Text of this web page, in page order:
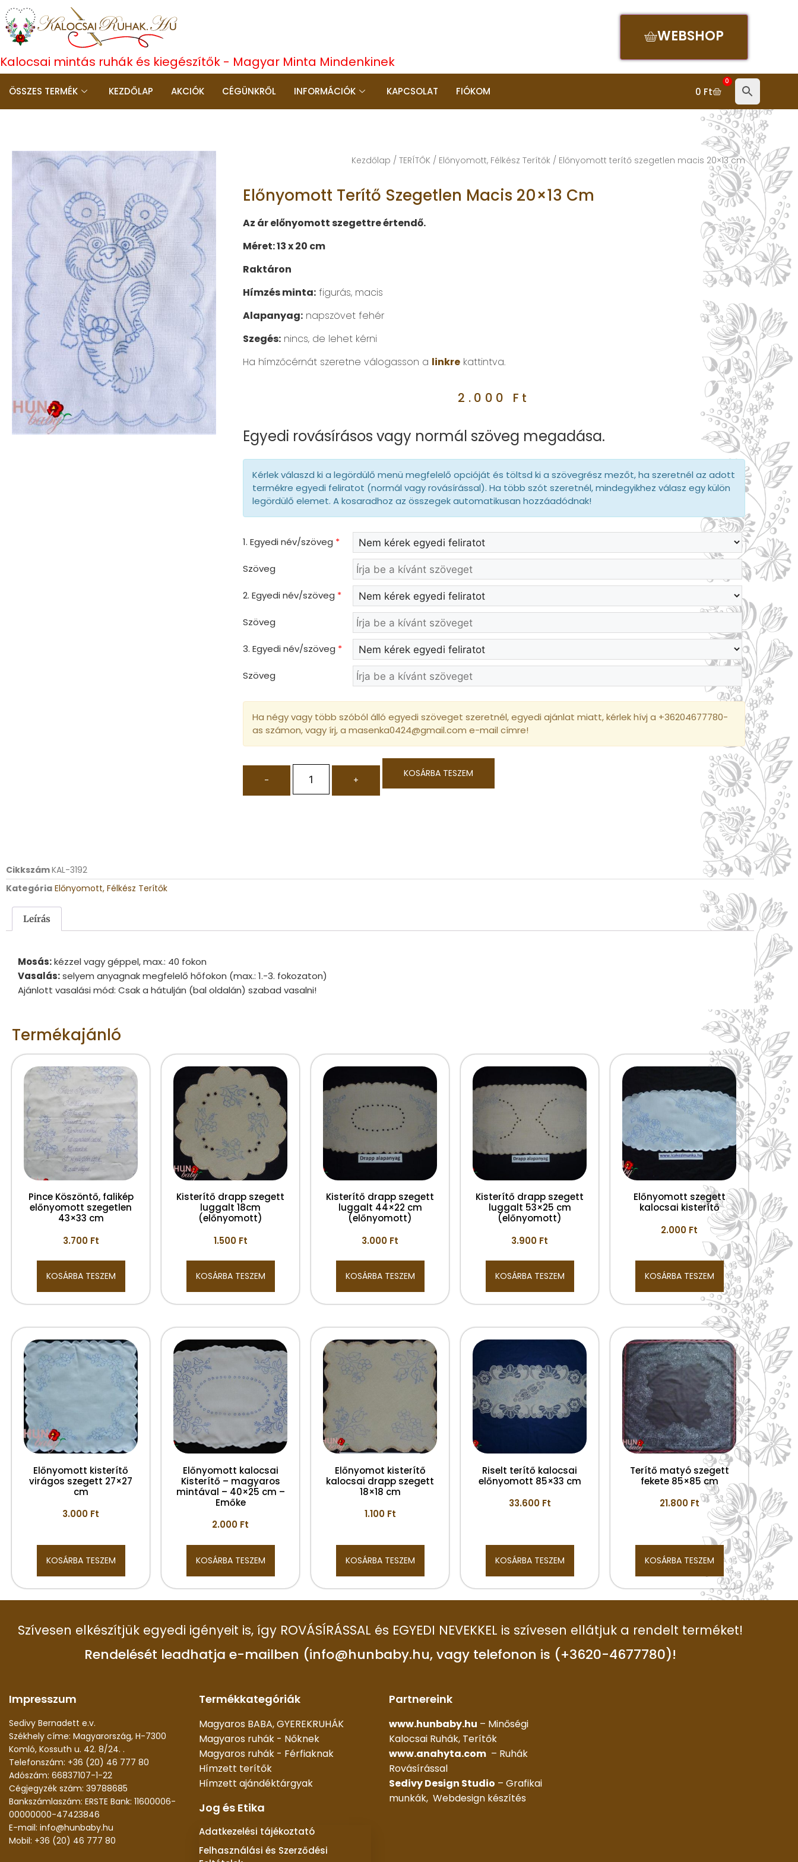
Kalocsai mintás ruhák és kiegészítők - Magyar Minta Mindenkinek
WEBSHOP
ÖSSZES TERMÉK KEZDŐLAP AKCIÓK CÉGÜNKRŐL INFORMÁCIÓK KAPCSOLAT FIÓKOM 0 Ft
0
Kezdőlap / TERÍTŐK / Előnyomott, Félkész Terítők / Előnyomott terítő szegetlen macis 20×13 cm
Előnyomott Terítő Szegetlen Macis 20×13 Cm
Az ár elő​​nyomott szegettre értendő.
Méret: 13 x 20 cm
Raktáron
Hímzés minta: figurás, macis
Alapanyag: napszövet fehér
Szegés: nincs, de lehet kérni
Ha hímzőcérnát szeretne válogasson a linkre kattintva.
2.000 Ft
Egyedi rovásírásos vagy normál szöveg megadása.
Kérlek válaszd ki a legördülő menü megfelelő opcióját és töltsd ki a szövegrész mezőt, ha szeretnél az adott
termékre egyedi feliratot (normál vagy rovásírással). Ha több szót szeretnél, mindegyikhez válasz egy külön
legördülő elemet. A kosaradhoz az összegek automatikusan hozzáadódnak!
1. Egyedi név/szöveg *
Szöveg
2. Egyedi név/szöveg *
Szöveg
3. Egyedi név/szöveg *
Szöveg
Ha négy vagy több szóból álló egyedi szöveget szeretnél, egyedi ajánlat miatt, kérlek hívj a +36204677780-
as számon, vagy írj, a masenka0424@gmail.com e-mail címre!
- +
KOSÁRBA TESZEM
CikkszámKAL-3192
Kategória Előnyomott, Félkész Terítők
Leírás
Mosás:kézzel vagy géppel, max.: 40 fokon
Vasalás:selyem anyagnak megfelelő hőfokon (max.: 1.-3. fokozaton)
Ajánlott vasalási mód: Csak a hátulján (bal oldalán) szabad vasalni!
Termékajánló
Pince Köszöntő, falikép
előnyomott szegetlen
43×33 cm
3.700 Ft
KOSÁRBA TESZEM
Kisterítő drapp szegett
luggalt 18cm
(előnyomott)
1.500 Ft
KOSÁRBA TESZEM
Kisterítő drapp szegett
luggalt 44×22 cm
(előnyomott)
3.000 Ft
KOSÁRBA TESZEM
Kisterítő drapp szegett
luggalt 53×25 cm
(előnyomott)
3.900 Ft
KOSÁRBA TESZEM
Előnyomott szegett
kalocsai kisterítő
2.000 Ft
KOSÁRBA TESZEM
Előnyomott kisterítő
virágos szegett 27×27
cm
3.000 Ft
KOSÁRBA TESZEM
Előnyomott kalocsai
Kisterítő – magyaros
mintával – 40×25 cm –
Emőke
2.000 Ft
KOSÁRBA TESZEM
Előnyomot kisterítő
kalocsai drapp szegett
18×18 cm
1.100 Ft
KOSÁRBA TESZEM
Riselt terítő kalocsai
előnyomott 85×33 cm
33.600 Ft
KOSÁRBA TESZEM
Terítő matyó szegett
fekete 85×85 cm
21.800 Ft
KOSÁRBA TESZEM
Szívesen elkészítjük egyedi igényeit is, így ROVÁSÍRÁSSAL és EGYEDI NEVEKKEL is szívesen ellátjuk a rendelt terméket!
Rendelését leadhatja e-mailben (info@hunbaby.hu, vagy telefonon is (+3620-4677780)!
Impresszum
Sedivy Bernadett e.v.
Székhely címe: Magyarország, H-7300
Komló, Kossuth u. 42. 8/24. .
Telefonszám: +36 (20) 46 777 80
Adószám: 66837107-1-22
Cégjegyzék szám: 39788685
Bankszámlaszám: ERSTE Bank: 11600006-
00000000-47423846
E-mail: info@hunbaby.hu
Mobil: +36 (20) 46 777 80
Termékkategóriák
Magyaros BABA, GYEREKRUHÁK
Magyaros ruhák - Nőknek
Magyaros ruhák - Férfiaknak
Hímzett terítők
Hímzett ajándéktárgyak
Jog és Etika
Adatkezelési tájékoztató
Felhasználási és Szerződési
Partnereink
www.hunbaby.hu – Minőségi
Kalocsai Ruhák, Terítők
www.anahyta.com – Ruhák
Rovásírással
Sedivy Design Studio – Grafikai
munkák, Webdesign készítés